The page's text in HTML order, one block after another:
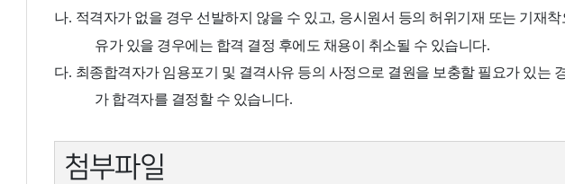
나. 적격자가 없을 경우 선발하지 않을 수 있고, 응시원서 등의 허위기재 또는 기재착
유가 있을 경우에는 합격 결정 후에도 채용이 취소될 수 있습니다.
다. 최종합격자가 임용포기 및 결격사유 등의 사정으로 결원을 보충할 필요가 있는
가 합격자를 결정할 수 있습니다.
첨부파일